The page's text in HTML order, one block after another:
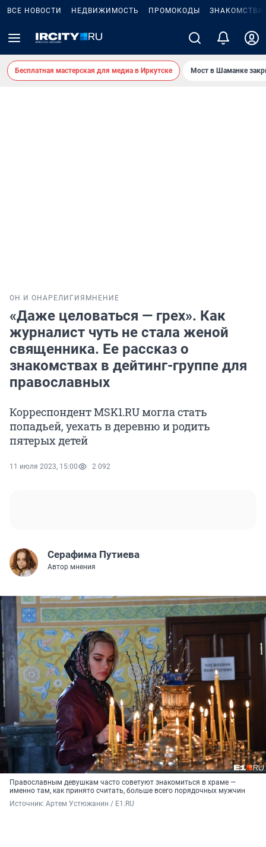
ВСЕ НОВОСТИ НЕДВИЖИМОСТЬ ПРОМОКОДЫ ЗНАКОМСТВА
Бесплатная мастерская для медиа в Иркутске Мост в Шаманке
ОН И ОНА РЕЛИГИЯ МНЕНИЕ
«Даже целоваться — грех». Как
журналист чуть не стала женой
священника. Ее рассказ о
знакомствах в дейтинг-группе для
православных
Корреспондент MSK1.RU могла стать
попадьей, уехать в деревню и родить
пятерых детей
11 июля 2023, 15:00 2 092
Серафима Путиева
Автор мнения
Православным девушкам часто советуют знакомиться в храме —
именно там, как принято считать, больше всего порядочных мужчин
Источник: Артем Устюжанин / E1.RU